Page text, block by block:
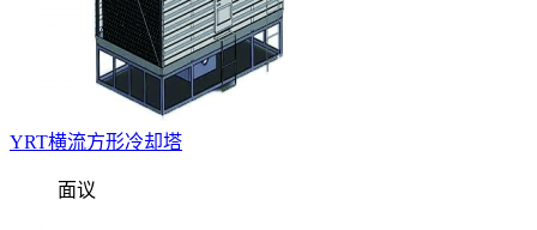
YRT横流方形冷却塔
面议